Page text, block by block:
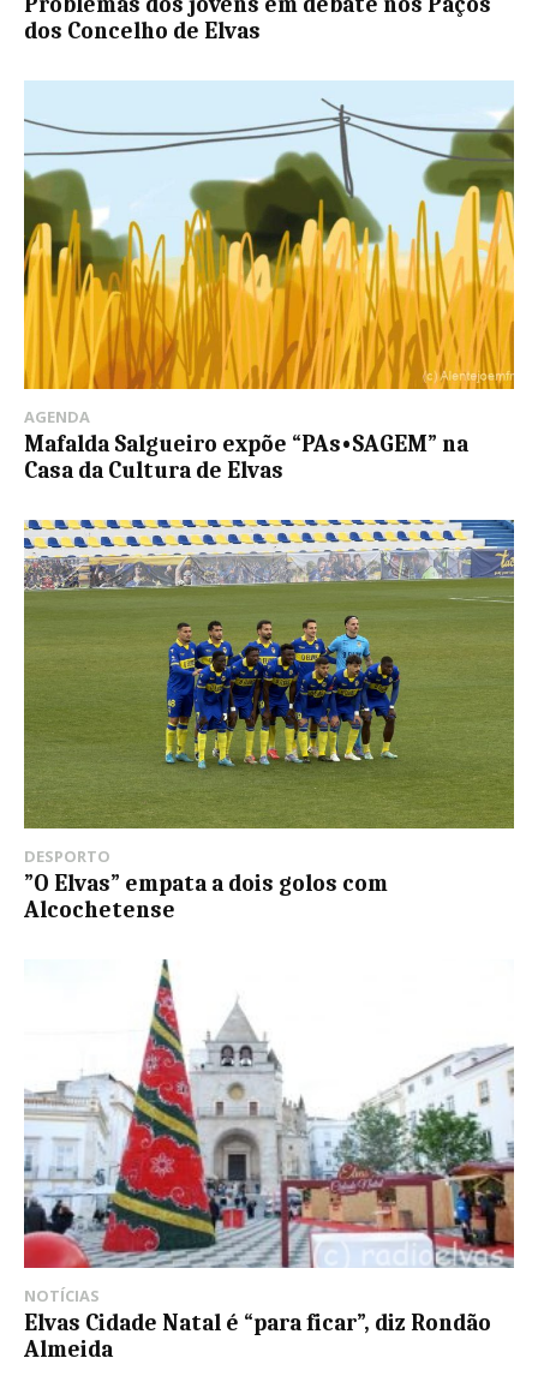
dos Concelho de Elvas
AGENDA
Mafalda Salgueiro expõe “PAs•SAGEM” na
Casa da Cultura de Elvas
DESPORTO
”O Elvas” empata a dois golos com
Alcochetense
NOTÍCIAS
Elvas Cidade Natal é “para ficar”, diz Rondão
Almeida